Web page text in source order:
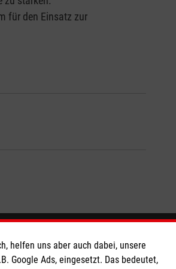
für den Einsatz zur
Sie uns
helfen uns aber auch dabei, unsere
Google Ads, eingesetzt. Das bedeutet,